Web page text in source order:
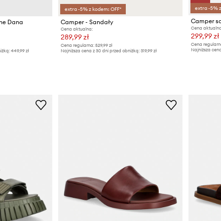
Dana
449,99 zł
extra -5% z kodem: OFF*
Camper - Sandały
Cena aktualna:
289,99 zł
Cena regularna: 529,99 zł
Najniższa cena z 30 dni przed obniżką: 319,99 zł
extra -5%
Camper
Cena
299,99 zł
Cena
Najniższa